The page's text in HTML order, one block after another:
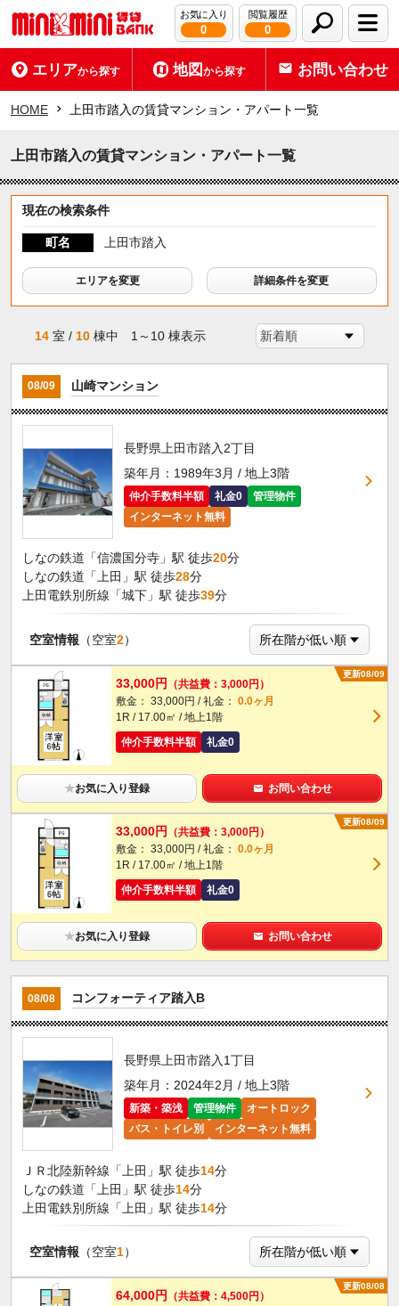
お気に入り
0
閲覧履歴
0
エリアから探す 地図から探す お問い合わせ
HOME 上田市踏入の賃貸マンション・アパート一覧
上田市踏入の賃貸マンション・アパート一覧
現在の検索条件
町名 上田市踏入
エリアを変更 詳細条件を変更
14 室 / 10 棟中 1～10 棟表示
08/09 山崎マンション
長野県上田市踏入2丁目
築年月：1989年3月 / 地上3階
仲介手数料半額 礼金0
管理物件
インターネット無料
しなの鉄道「信濃国分寺」駅 徒歩20分
しなの鉄道「上田」駅 徒歩28分
上田電鉄別所線「城下」駅 徒歩39分
空室情報 （空室2）
更新08/09
33,000円
（共益費：3,000円）
敷金： 33,000円 / 礼金： 0.0ヶ月
1R / 17.00㎡ / 地上1階
仲介手数料半額
礼金0
★お気に入り登録 お問い合わせ
更新08/09
33,000円
（共益費：3,000円）
敷金： 33,000円 / 礼金： 0.0ヶ月
1R / 17.00㎡ / 地上1階
仲介手数料半額
礼金0
★お気に入り登録 お問い合わせ
08/08 コンフォーティア踏入B
長野県上田市踏入1丁目
築年月：2024年2月 / 地上3階
新築・築浅 管理物件
オートロック
バス・トイレ別
インターネット無料
ＪＲ北陸新幹線「上田」駅 徒歩14分
しなの鉄道「上田」駅 徒歩14分
上田電鉄別所線「上田」駅 徒歩14分
空室情報 （空室1）
更新08/08
64,000円
（共益費：4,500円）